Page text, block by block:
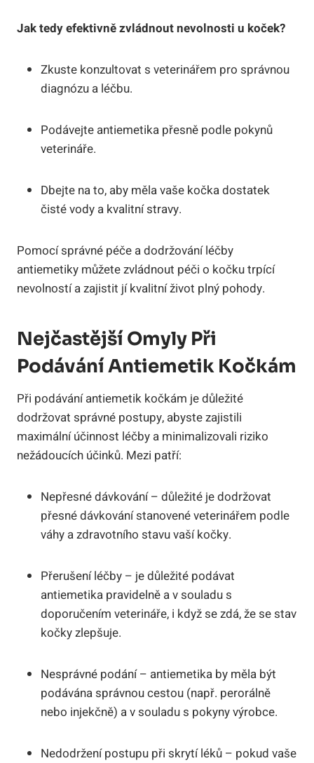
Jak tedy efektivně zvládnout nevolnosti u koček?
Zkuste konzultovat s veterinářem pro správnou
diagnózu a léčbu.
Podávejte antiemetika přesně podle pokynů
veterináře.
Dbejte na to, aby měla vaše kočka dostatek
čisté vody a kvalitní stravy.
Pomocí správné péče a dodržování léčby
antiemetiky můžete zvládnout péči o kočku trpící
nevolností a zajistit jí kvalitní život plný pohody.
Nejčastější Omyly Při
Podávání Antiemetik Kočkám
Při podávání antiemetik kočkám je důležité
dodržovat správné postupy, abyste zajistili
maximální účinnost léčby a minimalizovali riziko
nežádoucích účinků. Mezi patří:
Nepřesné dávkování – důležité je dodržovat
přesné dávkování stanovené veterinářem podle
váhy a zdravotního stavu vaší kočky.
Přerušení léčby – je důležité podávat
antiemetika pravidelně a v souladu s
doporučením veterináře, i když se zdá, že se stav
kočky zlepšuje.
Nesprávné podání – antiemetika by měla být
podávána správnou cestou (např. perorálně
nebo injekčně) a v souladu s pokyny výrobce.
Nedodržení postupu při skrytí léků – pokud vaše